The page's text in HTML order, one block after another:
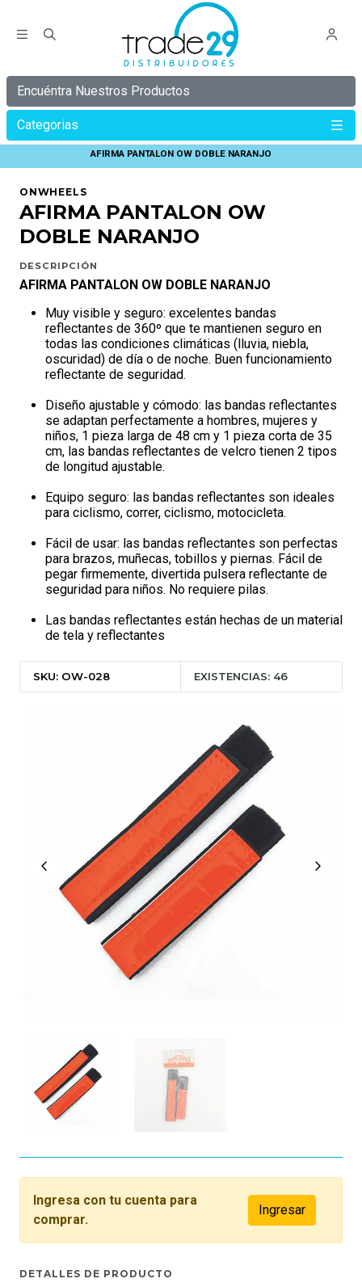
Encuéntra Nuestros Productos
Categorias
Inicio
AFIRMA PANTALON OW DOBLE NARANJO
ONWHEELS
AFIRMA PANTALON OW
DOBLE NARANJO
DESCRIPCIÓN
AFIRMA PANTALON OW DOBLE NARANJO
Muy visible y seguro: excelentes bandas
reflectantes de 360º que te mantienen seguro en
todas las condiciones climáticas (lluvia, niebla,
oscuridad) de día o de noche. Buen funcionamiento
reflectante de seguridad.
Diseño ajustable y cómodo: las bandas reflectantes
se adaptan perfectamente a hombres, mujeres y
niños, 1 pieza larga de 48 cm y 1 pieza corta de 35
cm, las bandas reflectantes de velcro tienen 2 tipos
de longitud ajustable.
Equipo seguro: las bandas reflectantes son ideales
para ciclismo, correr, ciclismo, motocicleta.
Fácil de usar: las bandas reflectantes son perfectas
para brazos, muñecas, tobillos y piernas. Fácil de
pegar firmemente, divertida pulsera reflectante de
seguridad para niños. No requiere pilas.
Las bandas reflectantes están hechas de un material
de tela y reflectantes
SKU: OW-028 EXISTENCIAS: 46
Ingresa con tu cuenta para
comprar.
Ingresar
DETALLES DE PRODUCTO